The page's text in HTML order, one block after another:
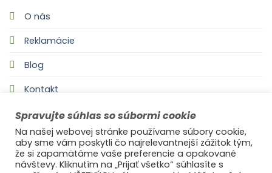
O nás
Reklamácie
Blog
Kontakt
Spravujte súhlas so súbormi cookie
Na našej webovej stránke používame súbory cookie,
aby sme vám poskytli čo najrelevantnejší zážitok tým,
že si zapamätáme vaše preferencie a opakované
návštevy. Kliknutím na „Prijať všetko“ súhlasíte s